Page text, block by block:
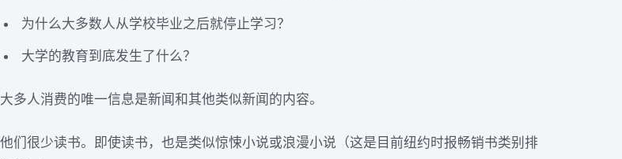
为什么大多数人从学校毕业之后就停止学习？
大学的教育到底发生了什么？
大多人消费的唯一信息是新闻和其他类似新闻的内容。
他们很少读书。即使读书，也是类似惊悚小说或浪漫小说（这是目前纽约时报畅销书类别排